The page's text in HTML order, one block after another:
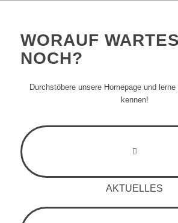
WORAUF
NOCH?
Durchstöbere unsere Homepage und
kennen!
AKTUELLES